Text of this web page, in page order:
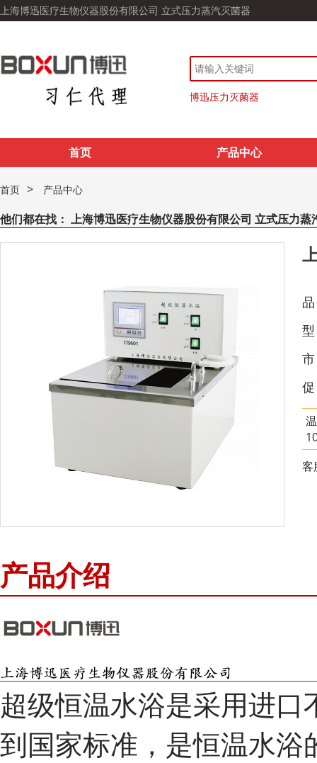
上海博迅医疗生物仪器股份有限公司 立式压力蒸汽灭菌器
博迅压力灭菌器
首页 产品中心
首页 > 产品中心
他们都在找： 上海博迅医疗生物仪器股份有限公司 立式压力蒸
客
产品介绍
超级恒温水浴是采用进
到国家标准，是恒温水